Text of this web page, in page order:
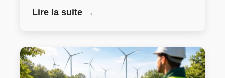
Lire la suite →